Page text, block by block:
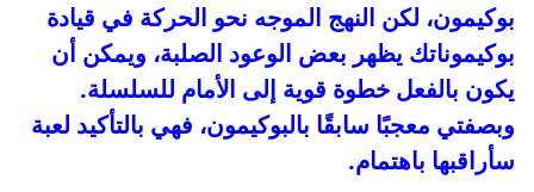
بوكيمون، لكن النهج الموجه نحو الحركة في قيادة
بوكيموناتك يظهر بعض الوعود الصلبة، ويمكن أن
يكون بالفعل خطوة قوية إلى الأمام للسلسلة.
وبصفتي معجبًا سابقًا بالبوكيمون، فهي بالتأكيد لعبة
سأراقبها باهتمام.